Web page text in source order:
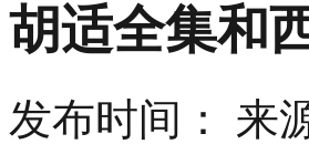
胡适全集和
发布时间： 来